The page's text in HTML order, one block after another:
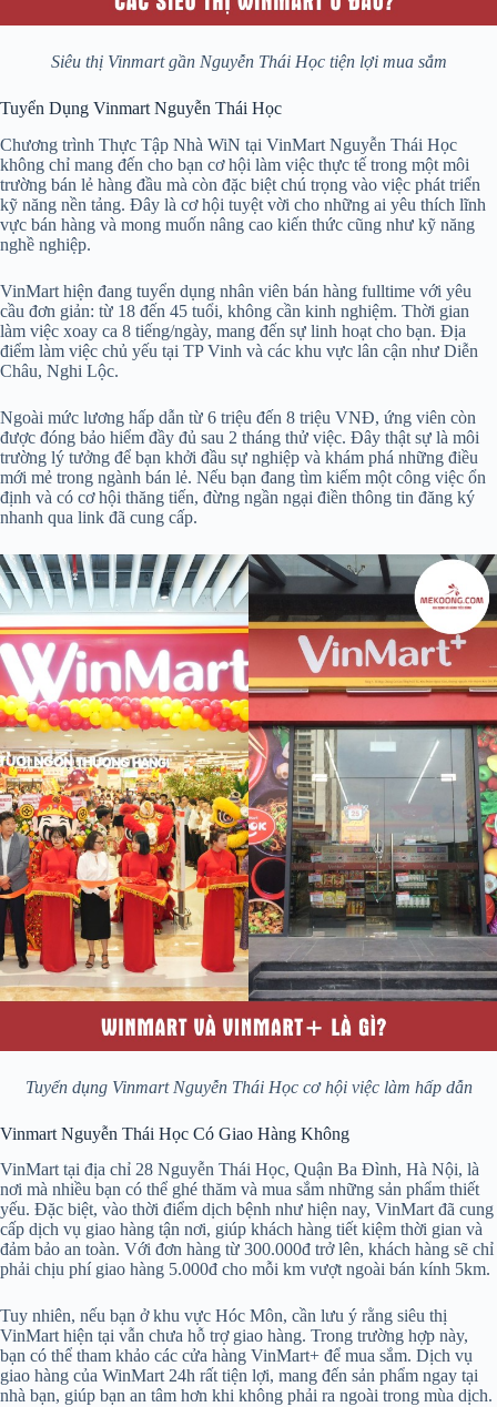
Siêu thị Vinmart gần Nguyễn Thái Học tiện lợi mua sắm
Tuyển Dụng Vinmart Nguyễn Thái Học
Chương trình Thực Tập Nhà WiN tại VinMart Nguyễn Thái Học
không chỉ mang đến cho bạn cơ hội làm việc thực tế trong một môi
trường bán lẻ hàng đầu mà còn đặc biệt chú trọng vào việc phát triển
kỹ năng nền tảng. Đây là cơ hội tuyệt vời cho những ai yêu thích lĩnh
vực bán hàng và mong muốn nâng cao kiến thức cũng như kỹ năng
nghề nghiệp.
VinMart hiện đang tuyển dụng nhân viên bán hàng fulltime với yêu
cầu đơn giản: từ 18 đến 45 tuổi, không cần kinh nghiệm. Thời gian
làm việc xoay ca 8 tiếng/ngày, mang đến sự linh hoạt cho bạn. Địa
điểm làm việc chủ yếu tại TP Vinh và các khu vực lân cận như Diễn
Châu, Nghi Lộc.
Ngoài mức lương hấp dẫn từ 6 triệu đến 8 triệu VNĐ, ứng viên còn
được đóng bảo hiểm đầy đủ sau 2 tháng thử việc. Đây thật sự là môi
trường lý tưởng để bạn khởi đầu sự nghiệp và khám phá những điều
mới mẻ trong ngành bán lẻ. Nếu bạn đang tìm kiếm một công việc ổn
định và có cơ hội thăng tiến, đừng ngần ngại điền thông tin đăng ký
nhanh qua link đã cung cấp.
Tuyển dụng Vinmart Nguyễn Thái Học cơ hội việc làm hấp dẫn
Vinmart Nguyễn Thái Học Có Giao Hàng Không
VinMart tại địa chỉ 28 Nguyễn Thái Học, Quận Ba Đình, Hà Nội, là
nơi mà nhiều bạn có thể ghé thăm và mua sắm những sản phẩm thiết
yếu. Đặc biệt, vào thời điểm dịch bệnh như hiện nay, VinMart đã cung
cấp dịch vụ giao hàng tận nơi, giúp khách hàng tiết kiệm thời gian và
đảm bảo an toàn. Với đơn hàng từ 300.000đ trở lên, khách hàng sẽ chỉ
phải chịu phí giao hàng 5.000đ cho mỗi km vượt ngoài bán kính 5km.
Tuy nhiên, nếu bạn ở khu vực Hóc Môn, cần lưu ý rằng siêu thị
VinMart hiện tại vẫn chưa hỗ trợ giao hàng. Trong trường hợp này,
bạn có thể tham khảo các cửa hàng VinMart+ để mua sắm. Dịch vụ
giao hàng của WinMart 24h rất tiện lợi, mang đến sản phẩm ngay tại
nhà bạn, giúp bạn an tâm hơn khi không phải ra ngoài trong mùa dịch.